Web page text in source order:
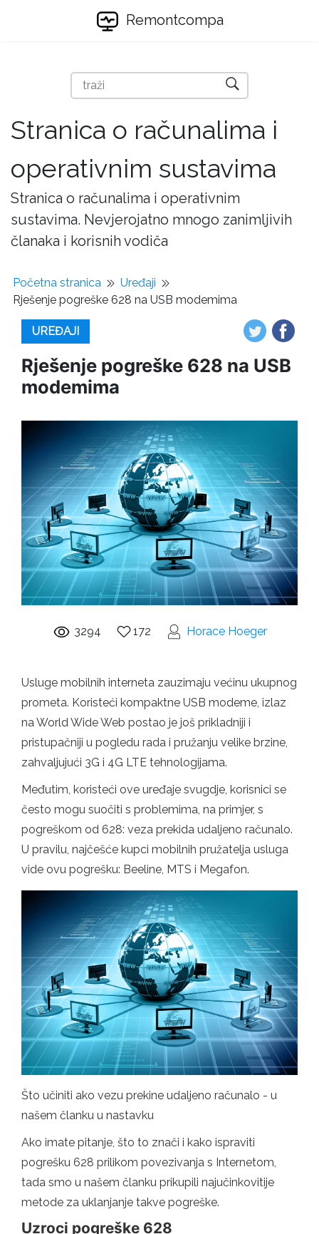
Remontcompa
Stranica o računalima i
operativnim sustavima
Stranica o računalima i operativnim
sustavima. Nevjerojatno mnogo zanimljivih
članaka i korisnih vodiča
Početna stranica
Uređaji
Rješenje pogreške 628 na USB modemima
UREĐAJI
Rješenje pogreške 628 na USB
modemima
3294 172 Horace Hoeger
Usluge mobilnih interneta zauzimaju većinu ukupnog
prometa. Koristeći kompaktne USB modeme, izlaz
na World Wide Web postao je još prikladniji i
pristupačniji u pogledu rada i pružanju velike brzine,
zahvaljujući 3G i 4G LTE tehnologijama.
Međutim, koristeći ove uređaje svugdje, korisnici se
često mogu suočiti s problemima, na primjer, s
pogreškom od 628: veza prekida udaljeno računalo.
U pravilu, najčešće kupci mobilnih pružatelja usluga
vide ovu pogrešku: Beeline, MTS i Megafon.
Što učiniti ako vezu prekine udaljeno računalo - u
našem članku u nastavku
Ako imate pitanje, što to znači i kako ispraviti
pogrešku 628 prilikom povezivanja s Internetom,
tada smo u našem članku prikupili najučinkovitije
metode za uklanjanje takve pogreške.
Uzroci pogreške 628